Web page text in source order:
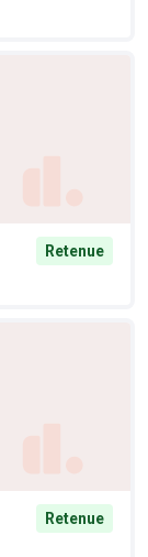
Retenue
Retenue